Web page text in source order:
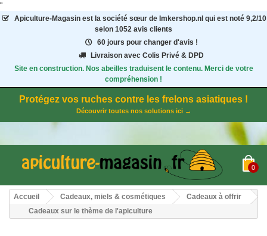
"
Apiculture-Magasinest la société sœur de Imkershop.nl qui est noté 9,2/10
selon 1052 avis clients
60 jours pour changer d'avis !
Livraison avec Colis Privé & DPD
Site en construction. Nos abeilles traduisent le contenu. Merci de votre
compréhension !
Protégez vos ruches contre les frelons asiatiques !
Découvrir toutes nos solutions ici →
0
Accueil Cadeaux, miels & cosmétiques
Cadeaux à offrir
Cadeaux sur le thème de l'apiculture